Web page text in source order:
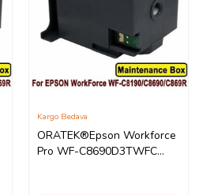
ORATEK®Epson Workforce
Pro WF-C8690D3TWFC
Kargo Bedava